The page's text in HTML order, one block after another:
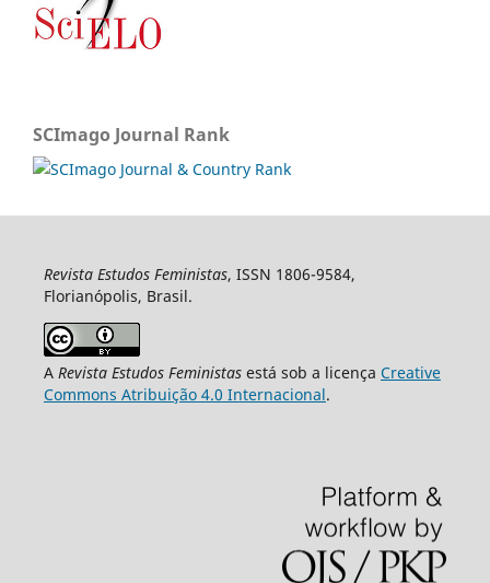
SCImago Journal Rank
Revista Estudos Feministas, ISSN 1806-9584,
Florianópolis, Brasil.
A Revista Estudos Feministasestá sob a licença Creative
Commons Atribuição 4.0 Internacional.